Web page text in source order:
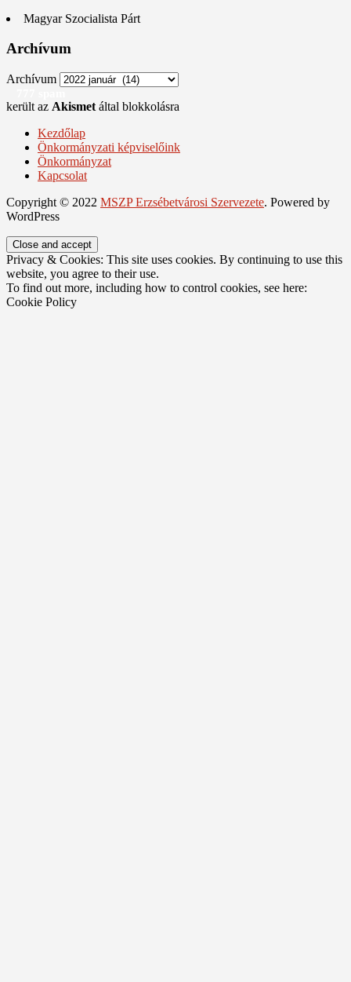
Magyar Szocialista Párt
Archívum
Archívum
került az Akismet által blokkolásra
Kezdőlap
Önkormányzati képviselőink
Önkormányzat
Kapcsolat
Copyright © 2022 MSZP Erzsébetvárosi Szervezete. Powered by
WordPress
Privacy & Cookies: This site uses cookies. By continuing to use this
website, you agree to their use.
To find out more, including how to control cookies, see here:
Cookie Policy